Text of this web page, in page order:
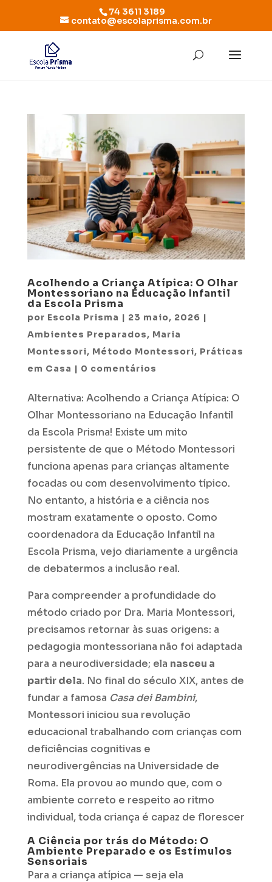
74 3611 3189
contato@escolaprisma.com.br
Acolhendo a Criança Atípica: O Olhar
Montessoriano na Educação Infantil
da Escola Prisma
por Escola Prisma | 23 maio, 2026 |
Ambientes Preparados, Maria
Montessori, Método Montessori, Práticas
em Casa | 0 comentários
Alternativa: Acolhendo a Criança Atípica: O
Olhar Montessoriano na Educação Infantil
da Escola Prisma! Existe um mito
persistente de que o Método Montessori
funciona apenas para crianças altamente
focadas ou com desenvolvimento típico.
No entanto, a história e a ciência nos
mostram exatamente o oposto. Como
coordenadora da Educação Infantil na
Escola Prisma, vejo diariamente a urgência
de debatermos a inclusão real.
Para compreender a profundidade do
método criado por Dra. Maria Montessori,
precisamos retornar às suas origens: a
pedagogia montessoriana não foi adaptada
para a neurodiversidade; ela nasceu a
partir dela. No final do século XIX, antes de
fundar a famosa Casa dei Bambini,
Montessori iniciou sua revolução
educacional trabalhando com crianças com
deficiências cognitivas e
neurodivergências na Universidade de
Roma. Ela provou ao mundo que, com o
ambiente correto e respeito ao ritmo
individual, toda criança é capaz de florescer
A Ciência por trás do Método: O
Ambiente Preparado e os Estímulos
Sensoriais
Para a criança atípica — seja ela